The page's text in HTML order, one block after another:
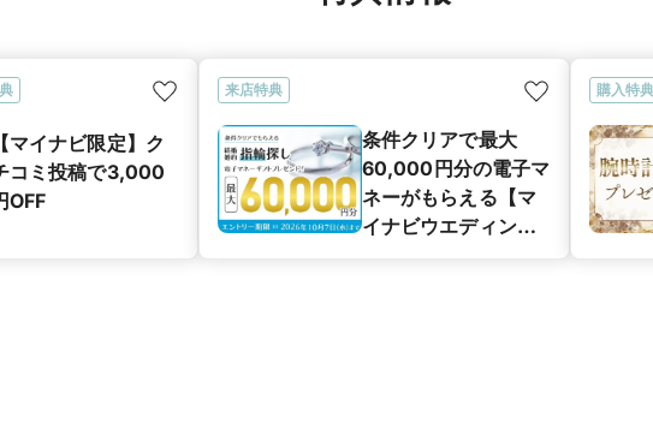
マイナビ限定】ク
コミ投稿で3,000
OFF
来店特典
条件クリアで最大
60,000円分の電子マ
ネーがもらえる【マ
イナビウエディング
購入特